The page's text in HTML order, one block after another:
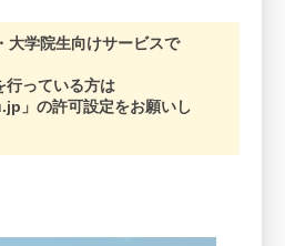
大学院生向けサービスで
行っている方は
」の許可設定をお願いし